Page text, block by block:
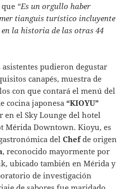
que “Es un orgullo haber
tianguis turístico incluyente
la historia de las otras 44
pudieron degustar
canapés, muestra de
con que contará el menú del
cocina japonesa“KIOYU”
el Sky Lounge del hotel
Mérida Downtown. Kioyu, es
delChefde origen
, reconocido mayormente por
ubicado también en Mérida y
de investigación